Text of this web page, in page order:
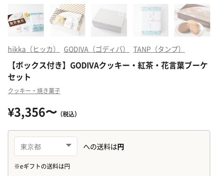
hikka（ヒッカ） GODIVA（ゴディバ） TANP（タンプ）
【ボックス付き】GODIVAクッキー・紅茶・花言葉ブーケ
セット
クッキー・焼き菓子
¥3,356〜 （税込）